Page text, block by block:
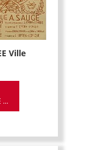
Ville
...